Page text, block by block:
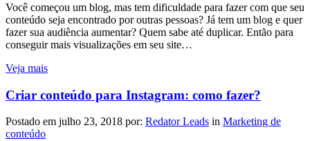
Você começou um blog, mas tem dificuldade para fazer com que seu
conteúdo seja encontrado por outras pessoas? Já tem um blog e quer
fazer sua audiência aumentar? Quem sabe até duplicar. Então para
conseguir mais visualizações em seu site…
Veja mais
Criar conteúdo para Instagram: como fazer?
Postado em julho 23, 2018 por: Redator Leads in Marketing de
conteúdo